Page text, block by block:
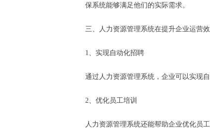
保系统能够满足他们的实际需求。
三、人力资源管理系统在提升企业运营
1、实现自动化招聘
通过人力资源管理系统，企业可以实现
2、优化员工培训
人力资源管理系统还能帮助企业优化员